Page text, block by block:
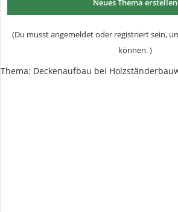
Neues Thema erstellen
(Du musst angemeldet oder registriert sein,
können. )
Thema: Deckenaufbau bei